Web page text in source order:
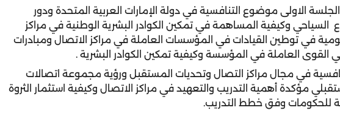
الاولى موضوع التنافسية في دولة الإمارات العربية المتحدة ودور
السياحي وكيفية المساهمة في تمكين الكوادر البشرية الوطنية في مراكز
في توطين القيادات في المؤسسات العاملة في مراكز الاتصال ومبادرات
القوى العاملة في المؤسسة وكيفية تمكين الكوادر البشرية .
في مجال مراكز التصال وتحديات المستقبل ورؤية مجموعة اتصالات
مؤكدة أهمية التدريب والتعهيد في مراكز الاتصال وكيفية استثمار الثروة
للحكومات وفق خطط التدريب.